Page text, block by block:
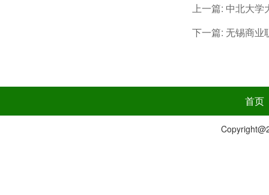
上一篇: 中北大学
下一篇: 无锡商业
首页